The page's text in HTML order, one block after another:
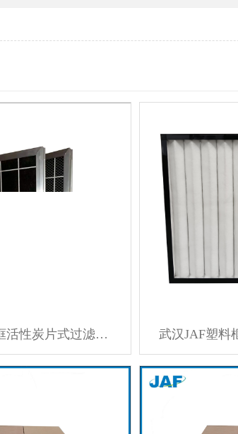
武汉JAF铝框活性炭片式过滤器环保新能源行业使用 武汉JAF塑料